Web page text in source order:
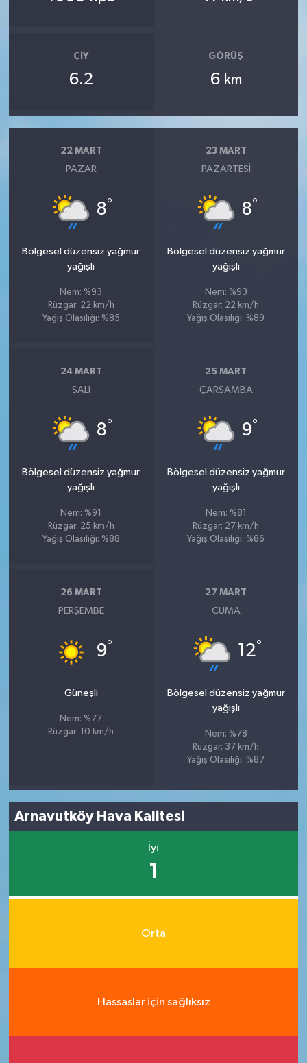
ÇIY
6.2
GÖRÜŞ
6 km
22 MART
PAZAR
8°
Bölgesel düzensiz yağmur
yağışlı
Nem: %93
Rüzgar: 22 km/h
Yağış Olasılığı: %85
23 MART
PAZARTESI
8°
Bölgesel düzensiz yağmur
yağışlı
Nem: %93
Rüzgar: 22 km/h
Yağış Olasılığı: %89
24 MART
SALI
8°
Bölgesel düzensiz yağmur
yağışlı
Nem: %91
Rüzgar: 25 km/h
Yağış Olasılığı: %88
25 MART
ÇARŞAMBA
9°
Bölgesel düzensiz yağmur
yağışlı
Nem: %81
Rüzgar: 27 km/h
Yağış Olasılığı: %86
26 MART
PERŞEMBE
9°
Güneşli
Nem: %77
Rüzgar: 10 km/h
27 MART
CUMA
12°
Bölgesel düzensiz yağmur
yağışlı
Nem: %78
Rüzgar: 37 km/h
Yağış Olasılığı: %87
Arnavutköy Hava Kalitesi
İyi
1
Orta
Hassaslar için sağlıksız